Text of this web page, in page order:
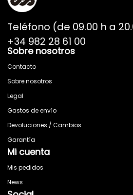
Teléfono (de 09.00 h a
+34 982 28 61 00
Sobre nosotros
Contacto
Sobre nosotros
Legal
Gastos de envío
Devoluciones / Cambios
Garantía
Mi cuenta
Mis pedidos
News